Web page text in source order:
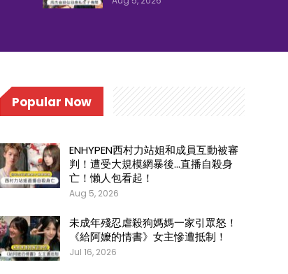
Popular Now
ENHYPEN西村力站姐和成員互動被審
判！遭受大規模網暴後…直播自殺身
亡！懶人包看起！
Aug 5, 2026
未成年殘忍虐殺狗媽媽一家引眾怒！
《給阿嬤的情書》女主慘遭抵制！
Jul 16, 2026